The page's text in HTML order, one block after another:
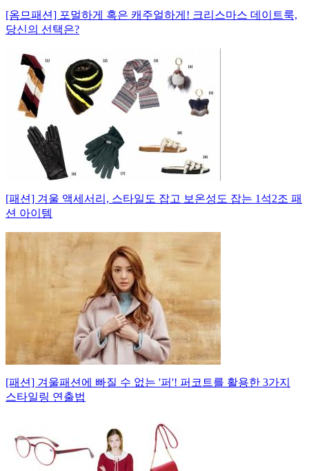
[옴므패션] 포멀하게 혹은 캐주얼하게! 크리스마스 데이트룩,
당신의 선택은?
[패션] 겨울 액세서리, 스타일도 잡고 보온성도 잡는 1석2조 패
션 아이템
[패션] 겨울패션에 빠질 수 없는 '퍼'! 퍼코트를 활용한 3가지
스타일링 연출법